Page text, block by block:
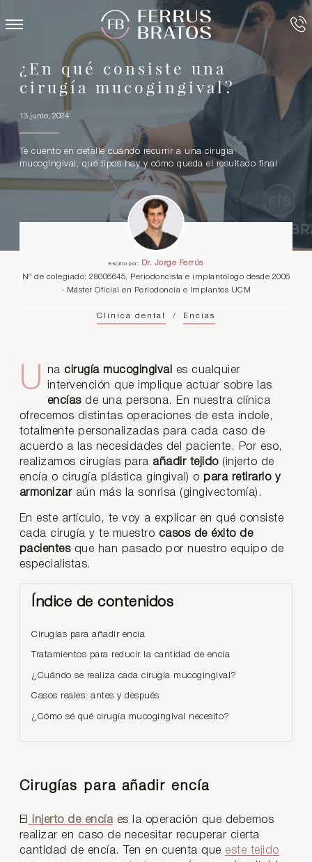
¿En qué consiste una
cirugía mucogingival?
13 junio, 2024
Te cuento en detalle cuándo recurrir a una cirugía
mucogingival, qué tipos hay y cómo queda el resultado final
Escrito por:
Dr. Jorge Ferrús
Nº de colegiado: 28006645. Periodoncista e implantólogo desde 2006
- Máster Oficial en Periodoncia e Implantes UCM
Clínica dental / Encías
Una cirugía mucogingival es cualquier
intervención que implique actuar sobre las
encías de una persona. En nuestra clínica
ofrecemos distintas operaciones de esta índole,
totalmente personalizadas para cada caso de
acuerdo a las necesidades del paciente. Por eso,
realizamos cirugías para añadir tejido(injerto de
encía o cirugía plástica gingival) o para retirarlo y
armonizaraún más la sonrisa (gingivectomía).
En este artículo, te voy a explicar en qué consiste
cada cirugía y te muestro casos de éxito de
pacientes que han pasado por nuestro equipo de
especialistas.
Índice de contenidos
Cirugías para añadir encía
Tratamientos para reducir la cantidad de encía
¿Cuándo se realiza cada cirugía mucogingival?
Casos reales: antes y después
¿Cómo sé qué cirugía mucogingival necesito?
Cirugías para añadir encía
El injerto de encíaes la operación que debemos
realizar en caso de necesitar recuperar cierta
cantidad de encía. Ten en cuenta que este tejido